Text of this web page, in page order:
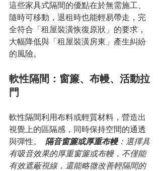
這些家具式隔間的優點在於無需施工、
隨時可移動，退租時也能輕易帶走，完
全符合「租屋裝潢恢復原狀」的要求，
大幅降低與「租屋裝潢房東」產生糾紛
的風險。
軟性隔間：窗簾、布幔、活動拉
門
軟性隔間利用布料或輕質材料，營造出
視覺上的區隔感，同時保持空間的通透
與彈性。
隔音窗簾或厚重布幔：選擇具
有吸音效果的厚重窗簾或布幔，不僅能
有效遮蔽視線，還能略微改善輕隔間的